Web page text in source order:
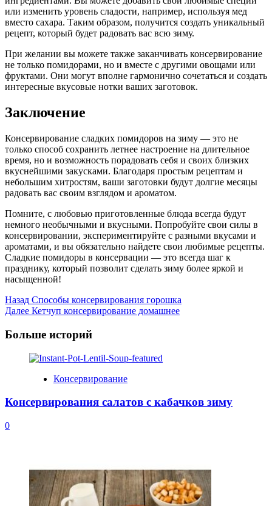
или изменить уровень сладости, например, используя мед
вместо сахара. Таким образом, получится создать уникальный
рецепт, который будет радовать вас всю зиму.
При желании вы можете также заканчивать консервирование
не только помидорами, но и вместе с другими овощами или
фруктами. Они могут вполне гармонично сочетаться и создать
интересные вкусовые нотки ваших заготовок.
Заключение
Консервирование сладких помидоров на зиму — это не
только способ сохранить летнее настроение на длительное
время, но и возможность порадовать себя и своих близких
вкуснейшими закусками. Благодаря простым рецептам и
небольшим хитростям, ваши заготовки будут долгие месяцы
радовать вас своим взглядом и ароматом.
Помните, с любовью приготовленные блюда всегда будут
немного необычными и вкусными. Попробуйте свои силы в
консервировании, экспериментируйте с разными вкусами и
ароматами, и вы обязательно найдете свои любимые рецепты.
Сладкие помидоры в консервации — это всегда шаг к
празднику, который позволит сделать зиму более яркой и
насыщенной!
Post
Navigation
Назад Способы консервирования горошка
Далее Кетчуп консервирование домашнее
Больше историй
Консервирование
Консервирования салатов с кабачков зиму
0